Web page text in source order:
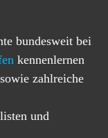
bundesweit bei
kennenlernen
zahlreiche
und